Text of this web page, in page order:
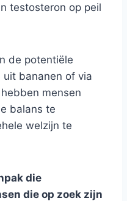
testosteron op peil
de potentiële
bananen of via
mensen
balans te
welzijn te
die
die op zoek zijn